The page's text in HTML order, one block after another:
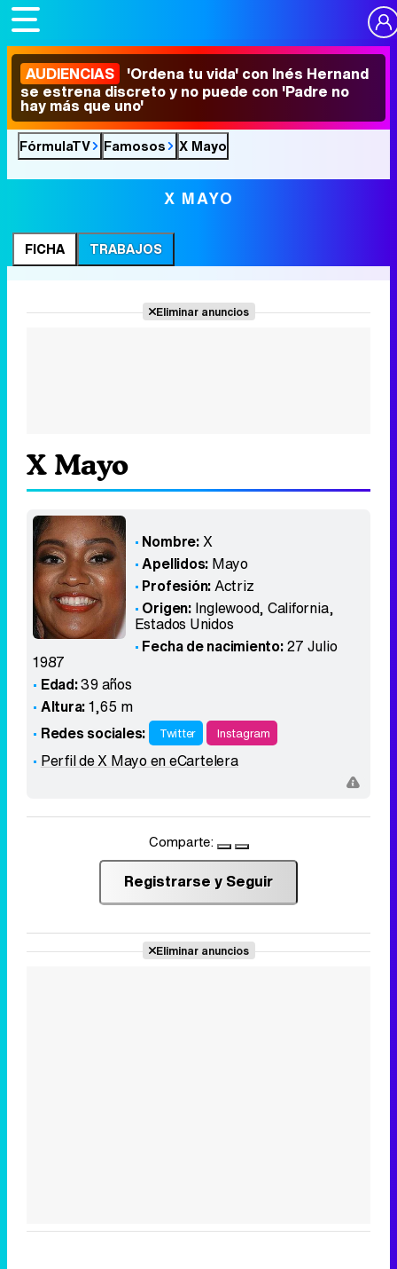
AUDIENCIAS 'Ordena tu vida' con Inés Hernand
se estrena discreto y no puede con 'Padre no
hay más que uno'
FórmulaTV Famosos X Mayo
X MAYO
FICHA TRABAJOS
Eliminar anuncios
X Mayo
Nombre:X
Apellidos: Mayo
Profesión:Actriz
Origen: Inglewood, California,
Estados Unidos
Fecha de nacimiento:27 Julio
1987
Edad:39 años
Altura:1,65 m
Redes sociales:
Twitter Instagram
Perfil de X Mayo en eCartelera
Comparte:
Registrarse y Seguir
Eliminar anuncios